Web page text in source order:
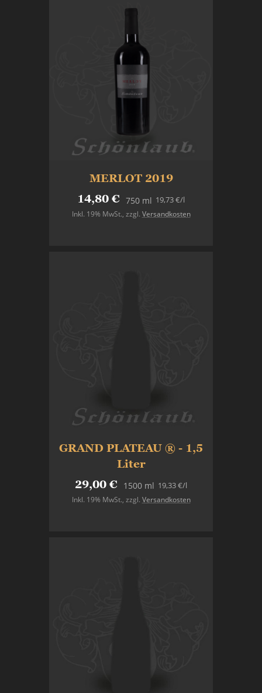
MERLOT 2019
14,80 € 750 ml
Inkl. 19% MwSt., zzgl. Versandkosten
19,73 €/l
GRAND PLATEAU ® - 1,5
Liter
29,00 € 1500 ml
Inkl. 19% MwSt., zzgl. Versandkosten
19,33 €/l